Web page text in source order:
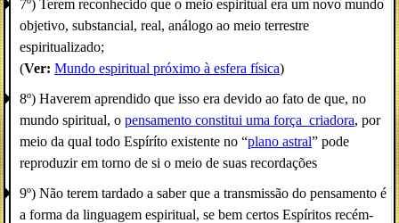
7º) Terem reconhecido que o meio espiritual era um novo mundo
objetivo, substancial, real, análogo ao meio terrestre
espiritualizado;
(Ver: Mundo espiritual próximo à esfera física)
8º) Haverem aprendido que isso era devido ao fato de que, no
mundo spiritual, o pensamento constitui uma força_criadora, por
meio da qual todo Espíríto existente no “plano astral” pode
reproduzir em torno de si o meio de suas recordações
9º) Não terem tardado a saber que a transmissão do pensamento é
a forma da linguagem espiritual, se bem certos Espíritos recém-